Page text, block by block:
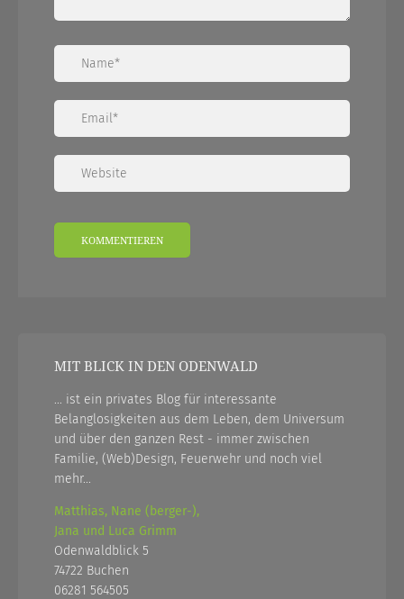
MIT BLICK IN DEN ODENWALD
... ist ein privates Blog für interessante
Belanglosigkeiten aus dem Leben, dem Universum
und über den ganzen Rest - immer zwischen
Familie, (Web)Design, Feuerwehr und noch viel
mehr...
Matthias, Nane (berger-),
Jana und Luca Grimm
Odenwaldblick 5
74722 Buchen
06281 564505